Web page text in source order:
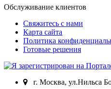
Обслуживание клиентов
Свяжитесь с нами
Карта сайта
Политика
Готовые решения
г. Москва, ул.Нильса